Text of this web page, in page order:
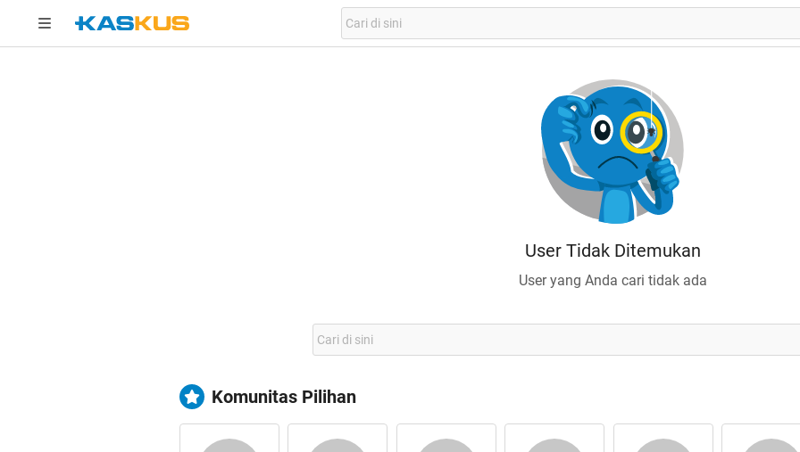
User Tidak Ditemukan
User yang Anda cari tidak ada
Komunitas Pilihan